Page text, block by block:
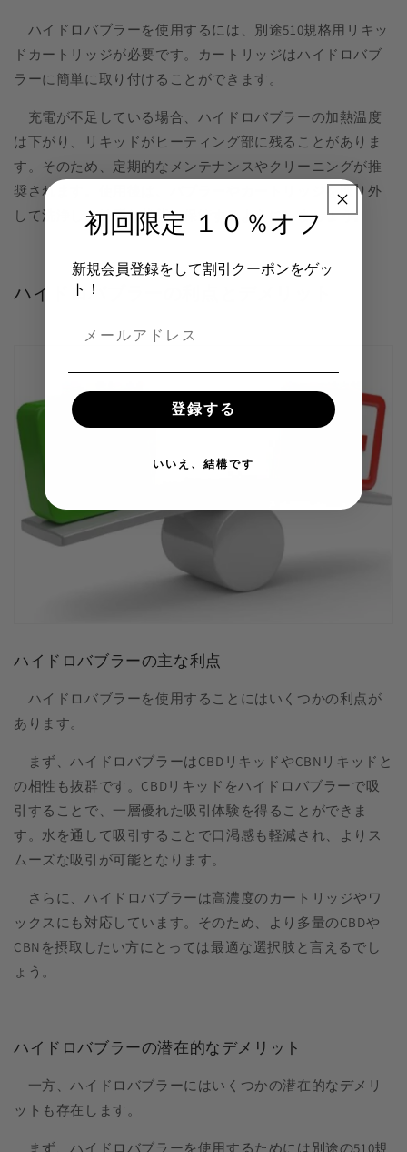
ハイドロバブラーを使用するには、別途510規格用リキッ
ドカートリッジが必要です。カートリッジはハイドロバブ
ラーに簡単に取り付けることができます。
充電が不足している場合、ハイドロバブラーの加熱温度
は下がり、リキッドがヒーティング部に残ることがありま
す。そのため、定期的なメンテナンスやクリーニングが推
奨されます。使用後は、バブラーやカートリッジを取り外
して洗浄し、綺麗な状態で保管するようにしましょう。
ハイドロバブラーの利点とデメリット
ハイドロバブラーの主な利点
ハイドロバブラーを使用することにはいくつかの利点が
あります。
まず、ハイドロバブラーはCBDリキッドやCBNリキッドと
の相性も抜群です。CBDリキッドをハイドロバブラーで吸
引することで、一層優れた吸引体験を得ることができま
す。水を通して吸引することで口渇感も軽減され、よりス
ムーズな吸引が可能となります。
さらに、ハイドロバブラーは高濃度のカートリッジやワ
ックスにも対応しています。そのため、より多量のCBDや
CBNを摂取したい方にとっては最適な選択肢と言えるでし
ょう。
ハイドロバブラーの潜在的なデメリット
一方、ハイドロバブラーにはいくつかの潜在的なデメリ
ットも存在します。
まず、ハイドロバブラーを使用するためには別途の510規
初回限定 １０％オフ
新規会員登録をして割引クーポンをゲッ
ト！
登録する
いいえ、結構です